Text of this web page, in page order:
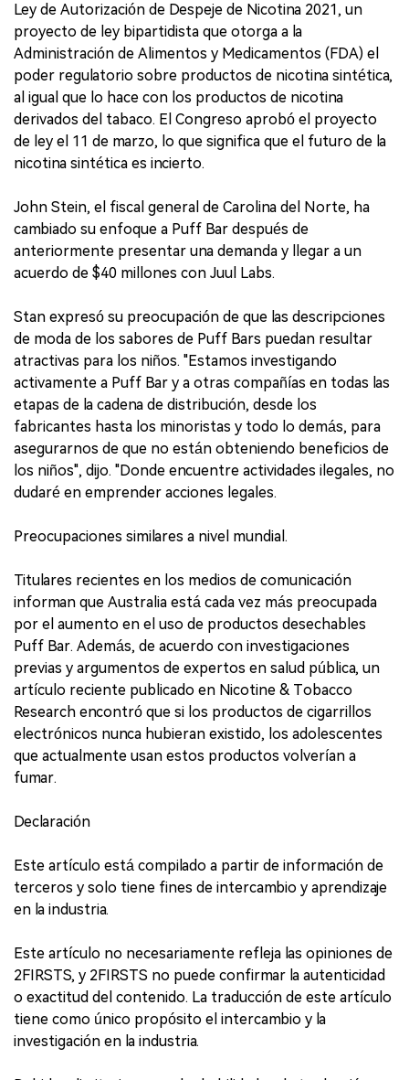
Ley de Autorización de Despeje de Nicotina 2021, un
proyecto de ley bipartidista que otorga a la
Administración de Alimentos y Medicamentos (FDA) el
poder regulatorio sobre productos de nicotina sintética,
al igual que lo hace con los productos de nicotina
derivados del tabaco. El Congreso aprobó el proyecto
de ley el 11 de marzo, lo que significa que el futuro de la
nicotina sintética es incierto.
John Stein, el fiscal general de Carolina del Norte, ha
cambiado su enfoque a Puff Bar después de
anteriormente presentar una demanda y llegar a un
acuerdo de $40 millones con Juul Labs.
Stan expresó su preocupación de que las descripciones
de moda de los sabores de Puff Bars puedan resultar
atractivas para los niños. "Estamos investigando
activamente a Puff Bar y a otras compañías en todas las
etapas de la cadena de distribución, desde los
fabricantes hasta los minoristas y todo lo demás, para
asegurarnos de que no están obteniendo beneficios de
los niños", dijo. "Donde encuentre actividades ilegales, no
dudaré en emprender acciones legales.
Preocupaciones similares a nivel mundial.
Titulares recientes en los medios de comunicación
informan que Australia está cada vez más preocupada
por el aumento en el uso de productos desechables
Puff Bar. Además, de acuerdo con investigaciones
previas y argumentos de expertos en salud pública, un
artículo reciente publicado en Nicotine & Tobacco
Research encontró que si los productos de cigarrillos
electrónicos nunca hubieran existido, los adolescentes
que actualmente usan estos productos volverían a
fumar.
Declaración
Este artículo está compilado a partir de información de
terceros y solo tiene fines de intercambio y aprendizaje
en la industria.
Este artículo no necesariamente refleja las opiniones de
2FIRSTS, y 2FIRSTS no puede confirmar la autenticidad
o exactitud del contenido. La traducción de este artículo
tiene como único propósito el intercambio y la
investigación en la industria.